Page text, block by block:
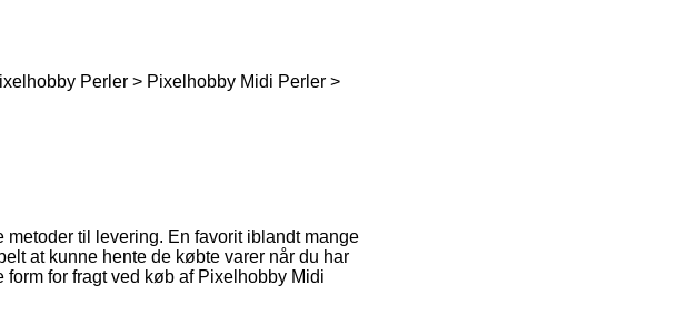
Perler > Pixelhobby Midi Perler >
til levering. En favorit iblandt mange
at kunne hente de købte varer når du har
for fragt ved køb af Pixelhobby Midi